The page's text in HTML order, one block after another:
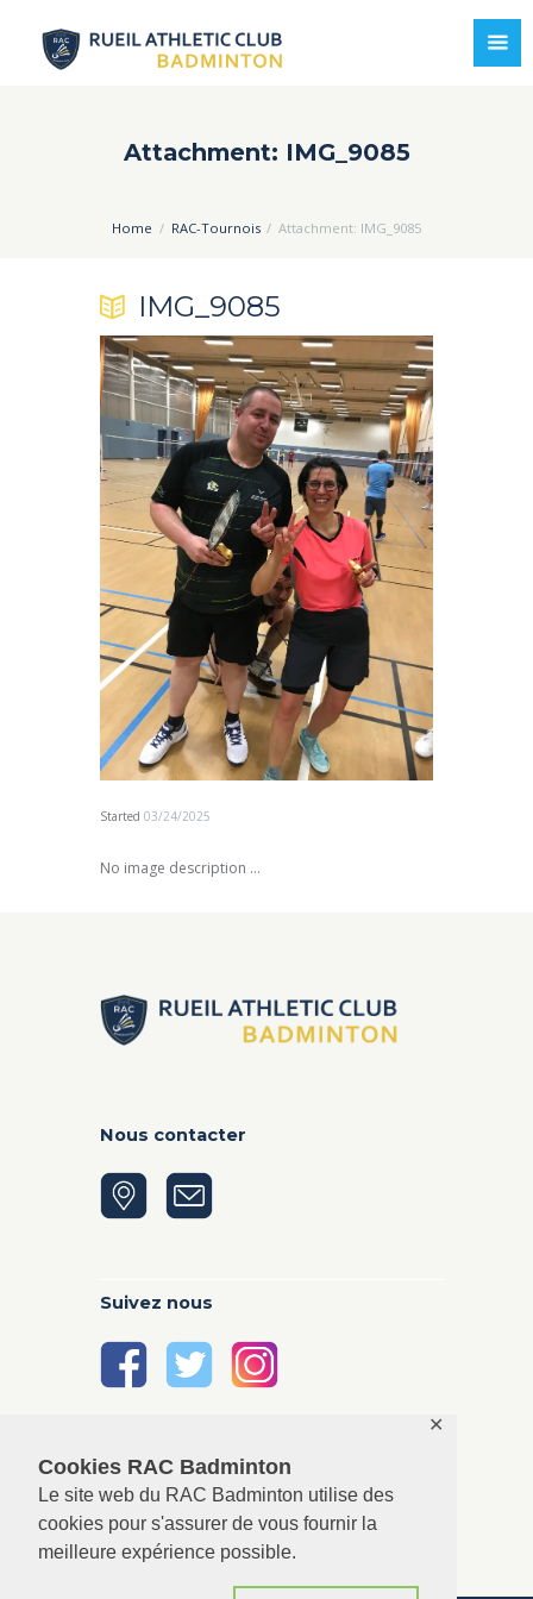
Cookies RAC Badminton
Le site web du RAC Badminton utilise des
cookies pour s'assurer de vous fournir la
meilleure expérience possible.
✕
Attachment: IMG_9085
Home RAC-Tournois Attachment: IMG_9085
IMG_9085
Started 03/24/2025
No image description ...
Nous contacter
Suivez nous